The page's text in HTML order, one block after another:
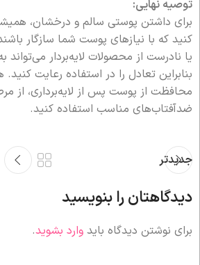
توصیه نهایی:
برای داشتن پوستی سالم و درخشان،
کنید که با نیازهای پوست شما سازگار
یا نادرست از محصولات لایه‌بردار
بنابراین تعادل را در استفاده رعایت
محافظت از پوست پس از لایه‌برداری، از
ضدآفتاب‌های مناسب استفاده کنید.
جدیدتر
دیدگاهتان را بنویسید
برای نوشتن دیدگاه باید وارد بشوید.